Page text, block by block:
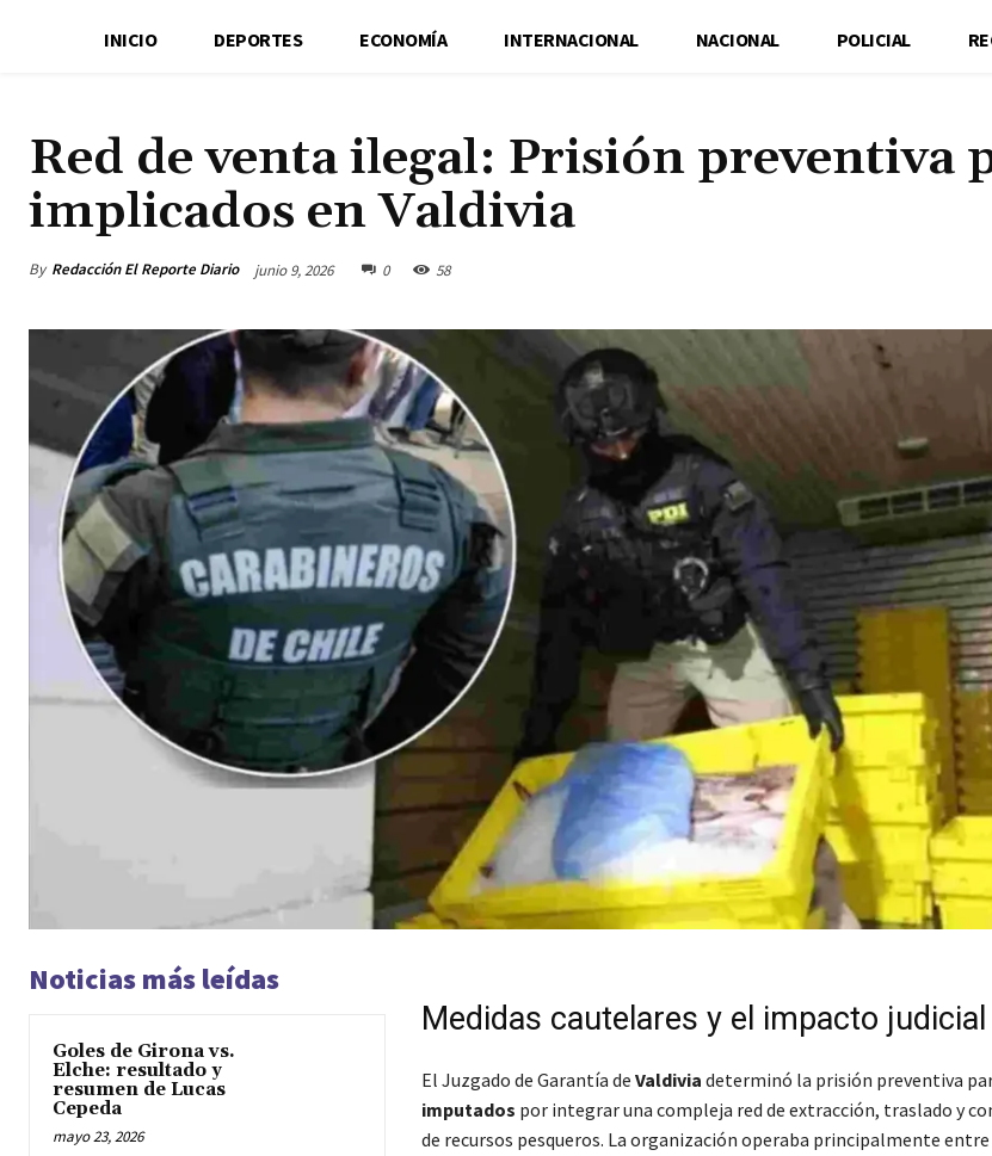
INICIO DEPORTES ECONOMÍA INTERNACIONAL NACIONAL POLICIAL
Red de venta ilegal: Prisión preventiva
implicados en Valdivia
By Redacción El Reporte Diario junio 9, 2026 0 58
Noticias más leídas
Goles de Girona vs.
Elche: resultado y
resumen de Lucas
Cepeda
mayo 23, 2026
Medidas cautelares y el impacto judicial
El Juzgado de Garantía de Valdivia determinó la prisión preventiva
imputados por integrar una compleja red de extracción, traslado y
de recursos pesqueros. La organización operaba principalmente